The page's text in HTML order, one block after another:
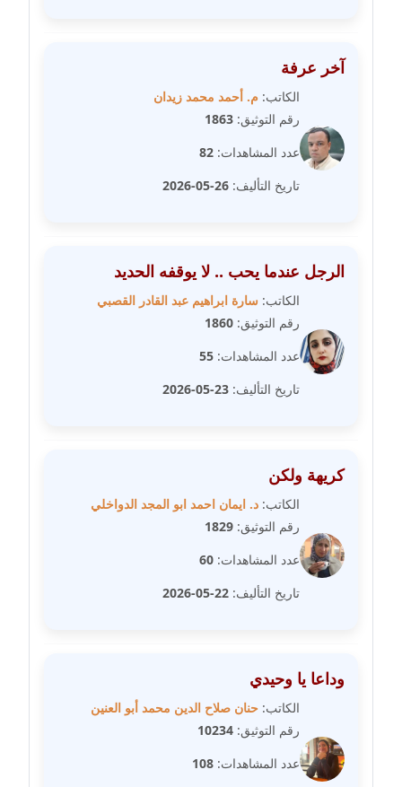
عاملة
مدونة عبير عزاوي
عاملة
مدونة عبير محمد
عاملة
عاملة
مدونة عزة الأمير
عاملة
مدونة عزة بركة
عاملة
عاملة
مدونة عفاف حسين
عاملة
عاملة
مدونة علاء سرحان
عاملة
آخر عرفة
الكاتب: م. أحمد محمد زيدان
رقم التوثيق: 1863
عدد المشاهدات: 82
تاريخ التأليف: 26-05-2026
الرجل عندما يحب .. لا يوقفه الحديد
الكاتب: سارة ابراهيم عبد القادر القصبي
رقم التوثيق: 1860
عدد المشاهدات: 55
تاريخ التأليف: 23-05-2026
كريهة ولكن
الكاتب: د. ايمان احمد ابو المجد الدواخلي
رقم التوثيق: 1829
عدد المشاهدات: 60
تاريخ التأليف: 22-05-2026
وداعا يا وحيدي
الكاتب: حنان صلاح الدين محمد أبو العنين
رقم التوثيق: 10234
عدد المشاهدات: 108